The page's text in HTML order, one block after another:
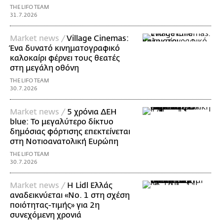
THE LIFO TEAM
31.7.2026
Market news /Village Cinemas:
Ένα δυνατό κινηματογραφικό
καλοκαίρι φέρνει τους θεατές
στη μεγάλη οθόνη
THE LIFO TEAM
30.7.2026
Market news / 5 χρόνια ΔΕΗ
blue: Το μεγαλύτερο δίκτυο
δημόσιας φόρτισης επεκτείνεται
στη Νοτιοανατολική Ευρώπη
THE LIFO TEAM
30.7.2026
Market news / Η Lidl Ελλάς
αναδεικνύεται «Νo. 1 στη σχέση
ποιότητας-τιμής» για 2η
συνεχόμενη χρονιά